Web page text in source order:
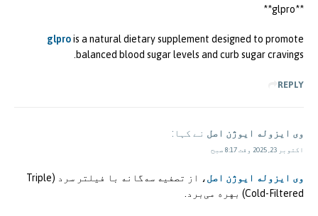
** glpro**
glprois a natural dietary supplement designed to promote
balanced blood sugar levels and curb sugar cravings.
REPLY
وی ایزوله ایوژن اصل نے کہا:
اکتوبر 23, 2025 وقت 8:17 صبح
وی ایزوله ایوژن اصل
، از تصفیه سه‌گانه با فیلتر سرد (Triple
Cold-Filtered) بهره می‌برد.